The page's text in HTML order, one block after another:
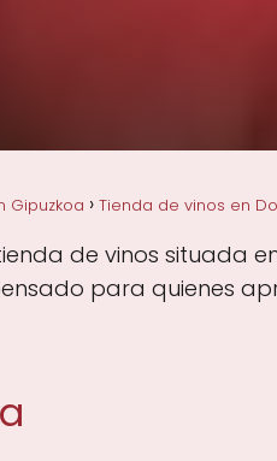
Gipuzkoa Tienda de vinos en
de vinos situada
para quienes